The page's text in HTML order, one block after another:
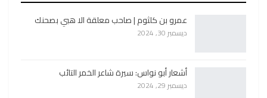
عمرو بن كلثوم | صاحب معلقة الا هبي بصحنك
ديسمبر 30, 2024
أشعار أبو نواس: سيرة شاعر الخمر التائب
ديسمبر 29, 2024